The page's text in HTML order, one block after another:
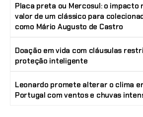
Placa preta ou Mercosul: o impacto
valor de um clássico para
como Mário Augusto de Castro
Doação em vida com cláusulas
proteção inteligente
Leonardo promete alterar o clima
Portugal com ventos e chuvas